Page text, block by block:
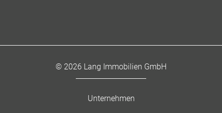
© 2026 Lang Immobilien GmbH
Unternehmen